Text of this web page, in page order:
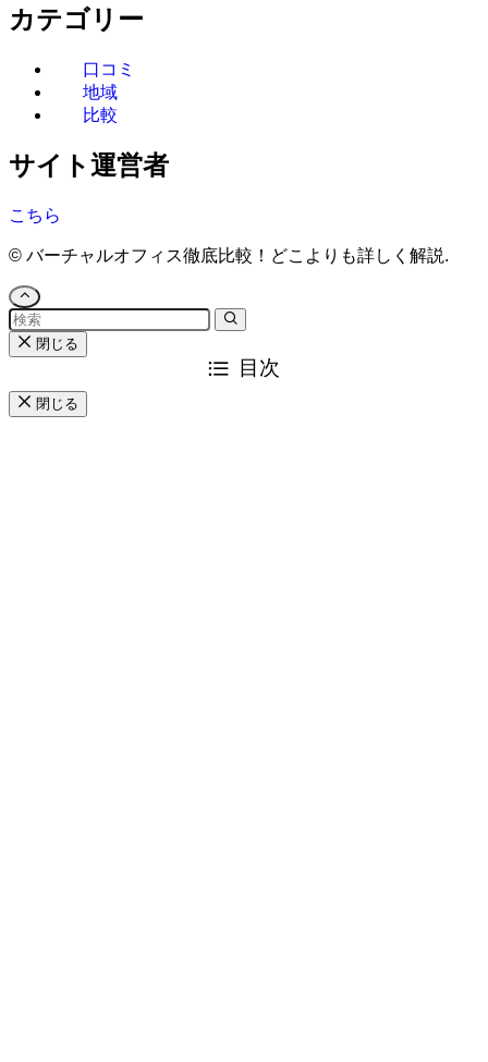
カテゴリー
口コミ
地域
比較
サイト運営者
こちら
© バーチャルオフィス徹底比較！どこよりも詳しく解説.
閉じる
目次
閉じる